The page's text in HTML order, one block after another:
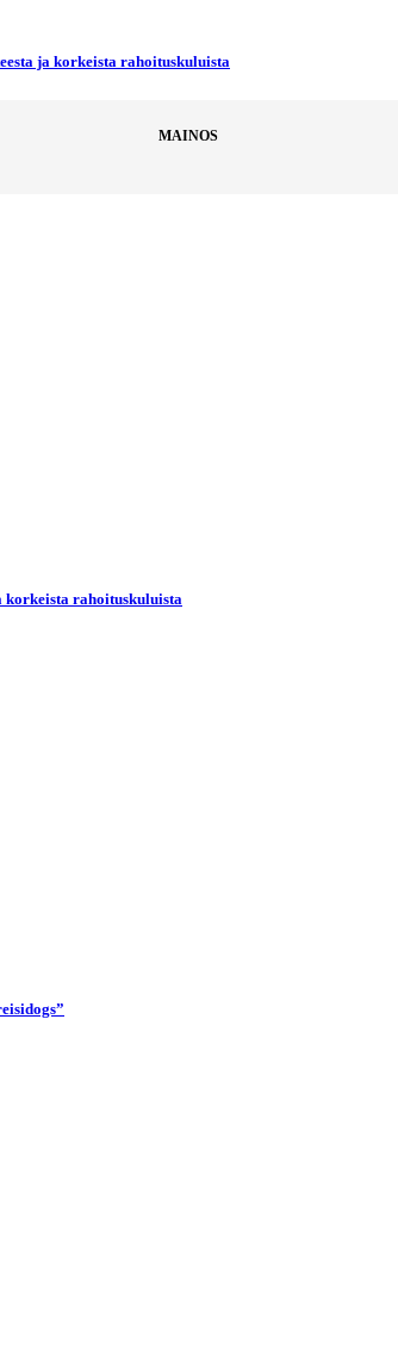
ja korkeista rahoituskuluista
MAINOS
korkeista rahoituskuluista